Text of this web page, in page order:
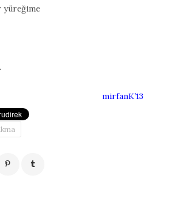
yüreğime
mirfanK’13